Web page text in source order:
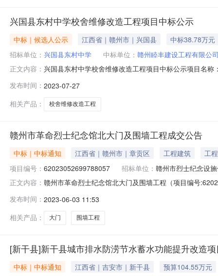
兴国县东村中学校舍维修改造工程项目中标公示
中标｜候选人公示 江西省｜赣州市｜兴国县
中标38.78万元
招标单位： 兴国县东村中学 中标单位： 赣州睦丰建设工程有限公
正文内容： 兴国县东村中学校舍维修改造工程项目中标公示项目名
候选人公布如下：标段号标段名称中标候选人中标价（
日公示结
发布时间： 2023-07-27
相关产品：
校舍维修改造工程
赣州市革命烈士纪念馆北大门及围墙工程成交公告
中标｜中标通知 江西省｜赣州市｜章贡区 工程建筑
工程
项目编号： 62023052699788057 招标单位： 赣州市烈士纪念设
正文内容： 赣州市革命烈士纪念馆北大门及围墙工程（项目编号
2615:57-2023-06-0218:00二、采购单位信息采购单位名
发布时间： 2023-06-03 11:53
相关产品：
大门 围墙工程
[新干县]新干县城市排水防涝节水蓄水功能提升改造
中标｜中标通知 江西省｜吉安市｜新干县
预算104.55万元